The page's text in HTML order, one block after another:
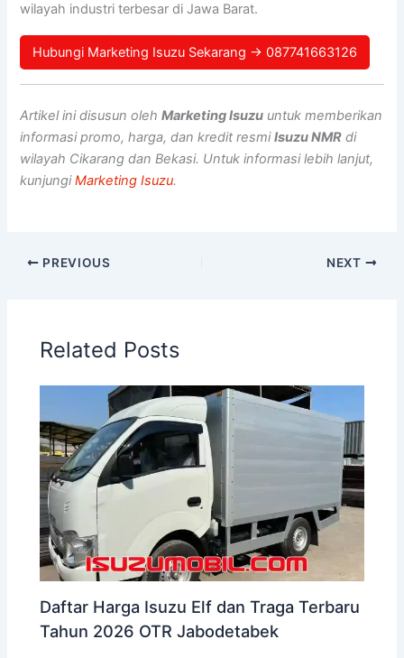
wilayah industri terbesar di Jawa Barat.
Hubungi Marketing Isuzu Sekarang → 087741663126
Artikel ini disusun olehMarketing Isuzu untuk memberikan
informasi promo, harga, dan kredit resmiIsuzu NMR di
wilayah Cikarang dan Bekasi. Untuk informasi lebih lanjut,
kunjungiMarketing Isuzu.
PREVIOUS NEXT
Related Posts
Daftar Harga Isuzu Elf dan Traga Terbaru
Tahun 2026 OTR Jabodetabek